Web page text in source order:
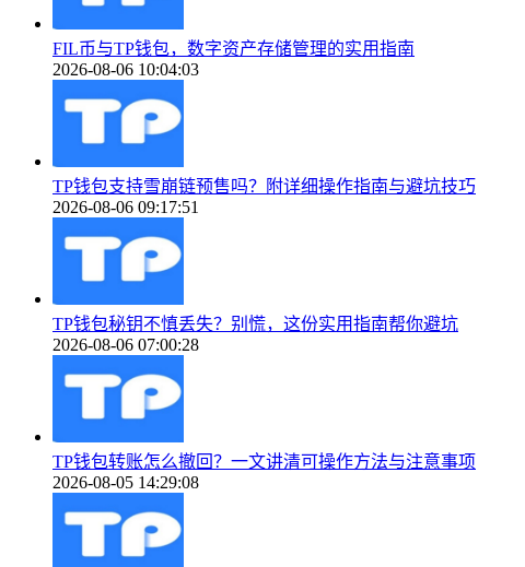
FIL币与TP钱包，数字资产存储管理的实用指南
2026-08-06 10:04:03
TP钱包支持雪崩链预售吗？附详细操作指南与避坑技巧
2026-08-06 09:17:51
TP钱包秘钥不慎丢失？别慌，这份实用指南帮你避坑
2026-08-06 07:00:28
TP钱包转账怎么撤回？一文讲清可操作方法与注意事项
2026-08-05 14:29:08